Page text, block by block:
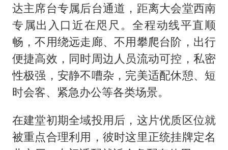
达主席台专属后台通道，距离大会堂西南
专属出入口近在咫尺。全程动线平直顺
畅，不用绕远走廊、不用攀爬台阶，出行
便捷高效，同时周边人员流动可控，私密
性极强，安静不嘈杂，完美适配休憩、短
时会客、紧急办公等各类场景。
在建堂初期全域投用后，这片优质区位就
被重点合理利用，彼时这里正统挂牌定名